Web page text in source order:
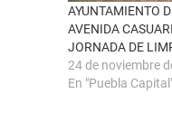
n
a
n
u
e
v
a
)
e
a
b
r
e
e
n
u
AYUNTAMIENTO
AVENIDA
JORNADA DE
24 de noviembre
En "Puebla